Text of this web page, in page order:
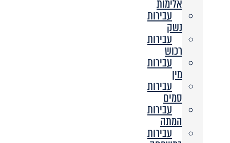
אלימות
עבירות
נשק
עבירות
רכוש
עבירות
מין
עבירות
סמים
עבירות
המתה
עבירות